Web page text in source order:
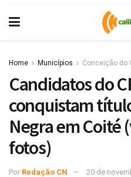
Home Municípios Conceição do
Candidatos do
conquistam
Negra em Coité
fotos)
Por Redação CN 20 de